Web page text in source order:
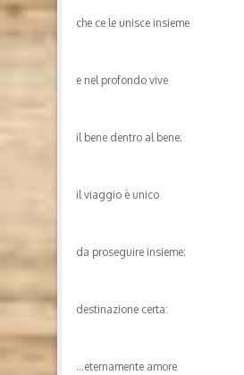
che ce le unisce insieme
e nel profondo vive
il bene dentro al bene;
il viaggio è unico
da proseguire insieme;
destinazione certa:
…eternamente amore